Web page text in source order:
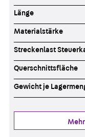
Länge
Materialstärke
Streckenlast
Querschnittsfläche
Gewicht je